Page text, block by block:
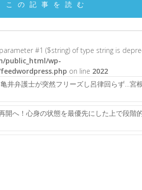
この記事を読む
#1 ($string) of type string is
public_html/wp-
on line 2022
井弁護士が突然フリーズし呂律回らず…宮
開へ！心身の状態を最優先にした上で段階